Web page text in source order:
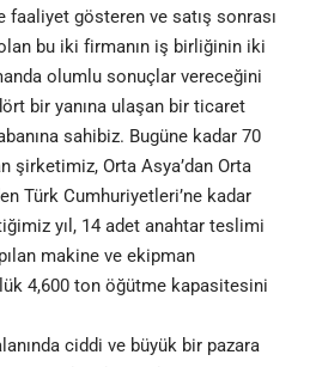
faaliyet gösteren ve satış sonrası
bu iki firmanın iş birliğinin iki
olumlu sonuçlar vereceğini
bir yanına ulaşan bir ticaret
sahibiz. Bugüne kadar 70
şirketimiz, Orta Asya’dan Orta
Türk Cumhuriyetleri’ne kadar
yıl, 14 adet anahtar teslimi
makine ve ekipman
4,600 ton öğütme kapasitesini
ciddi ve büyük bir pazara